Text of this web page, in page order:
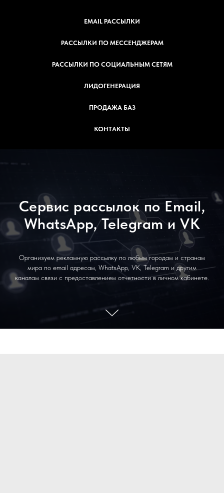
EMAIL РАССЫЛКИ
РАССЫЛКИ ПО МЕССЕНДЖЕРАМ
РАССЫЛКИ ПО СОЦИАЛЬНЫМ СЕТЯМ
ЛИДОГЕНЕРАЦИЯ
ПРОДАЖА БАЗ
КОНТАКТЫ
Сервис рассылок по Email,
WhatsApp, Telegram и VK
Организуем рекламную рассылку по любым городам и странам
мира по email адресам, WhatsApp, VK, Telegram и другим
каналам связи с предоставлением отчетности в личном кабинете.